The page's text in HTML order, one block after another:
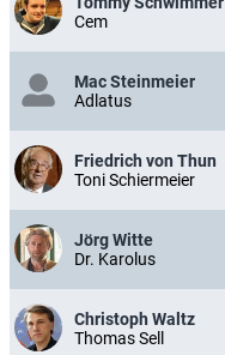
Cem
Mac Steinmeier
Adlatus
Friedrich von Thun
Toni Schiermeier
Jörg Witte
Dr. Karolus
Christoph Waltz
Thomas Sell